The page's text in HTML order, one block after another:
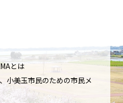
とは
小美玉市民のための市民メ